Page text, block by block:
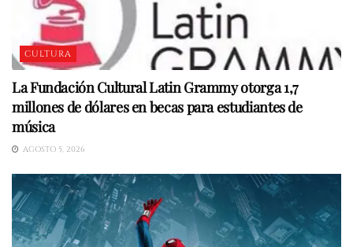
CULTURA
La Fundación Cultural Latin Grammy otorga 1,7
millones de dólares en becas para estudiantes de
música
AGOSTO 5, 2026